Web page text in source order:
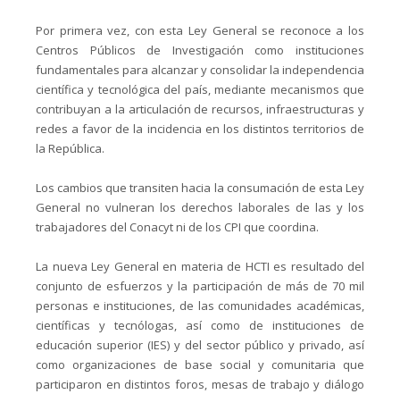
Por primera vez, con esta Ley General se reconoce a los
Centros Públicos de Investigación como instituciones
fundamentales para alcanzar y consolidar la independencia
científica y tecnológica del país, mediante mecanismos que
contribuyan a la articulación de recursos, infraestructuras y
redes a favor de la incidencia en los distintos territorios de
la República.
Los cambios que transiten hacia la consumación de esta Ley
General no vulneran los derechos laborales de las y los
trabajadores del Conacyt ni de los CPI que coordina.
La nueva Ley General en materia de HCTI es resultado del
conjunto de esfuerzos y la participación de más de 70 mil
personas e instituciones, de las comunidades académicas,
científicas y tecnólogas, así como de instituciones de
educación superior (IES) y del sector público y privado, así
como organizaciones de base social y comunitaria que
participaron en distintos foros, mesas de trabajo y diálogo